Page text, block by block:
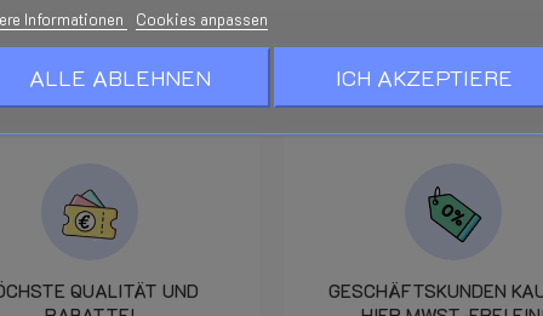
kann ich wirklich
empfehlen.
QUALITÄT UND
GESCHÄFTSKUNDEN
Informationen Cookies anpassen
ALLE ABLEHNEN ICH AKZEPTIERE